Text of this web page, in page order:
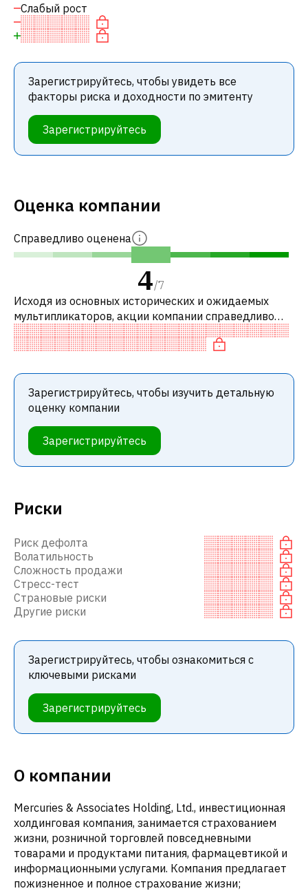
Слабый рост
Зарегистрируйтесь, чтобы увидеть все
факторы риска и доходности по эмитенту
Зарегистрируйтесь
Риски
Риск дефолта
Волатильность
Сложность продажи
Стресс-тест
Страновые риски
Другие риски
Зарегистрируйтесь, чтобы ознакомиться с
ключевыми рисками
Зарегистрируйтесь
О компании
Mercuries & Associates Holding, Ltd., инвестиционная
холдинговая компания, занимается страхованием
жизни, розничной торговлей повседневными
товарами и продуктами питания, фармацевтикой и
информационными услугами. Компания предлагает
пожизненное и полное страхование жизни;
Оценка компании
Справедливо оценена
4/7
Исходя из основных исторических и ожидаемых
мультипликаторов, акции компании справедливо
оценены по сравнению с аналогичными компаниями.
В частности, акция компании перео
Зарегистрируйтесь, чтобы изучить детальную
оценку компании
Зарегистрируйтесь